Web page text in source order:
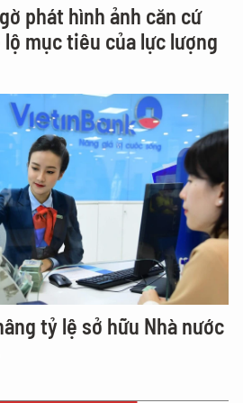
phát hình ảnh căn cứ
lộ mục tiêu của lực lượng
tỷ lệ sở hữu Nhà nước